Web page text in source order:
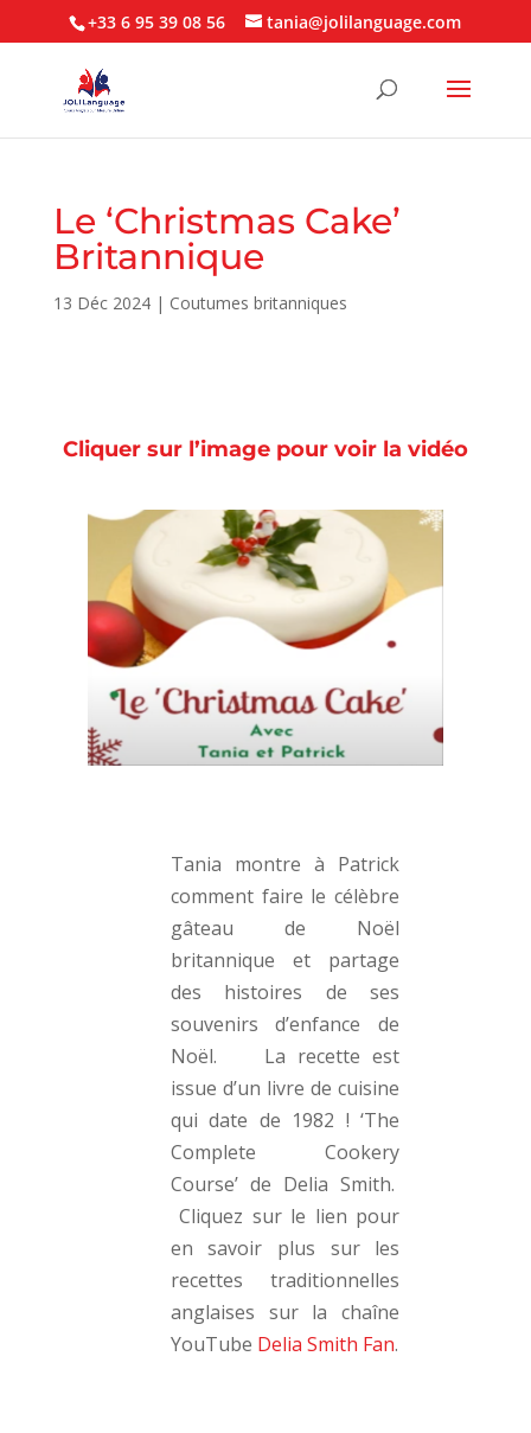
+33 6 95 39 08 56 tania@jolilanguage.com
Le ‘Christmas Cake’
Britannique
13 Déc 2024| Coutumes britanniques
Cliquer sur l’image pour voir la vidéo
Tania montre à Patrick
comment faire le célèbre
gâteau de Noël
britannique et partage
des histoires de ses
souvenirs d’enfance de
Noël. La recette est
issue d’un livre de cuisine
qui date de 1982 ! ‘The
Complete Cookery
Course’ de Delia Smith.
Cliquez sur le lien pour
en savoir plus sur les
recettes traditionnelles
anglaises sur la chaîne
YouTube Delia Smith Fan.